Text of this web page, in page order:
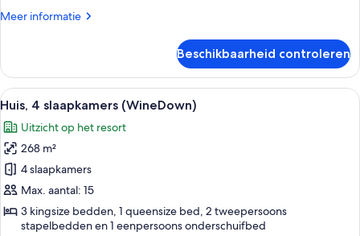
Meer informatie
Meer
3
slaapkamers
(30A
Beschikbaarheid controleren
Alle
foto's
voor
Huis,
4
slaapkamers
(WineDown)
laden
Een huis met twee verdiepingen,
31
Huis, 4 slaapkamers (WineDown)
Uitzicht op het resort
268 m²
4 slaapkamers
Max. aantal: 15
3 kingsize bedden, 1 queensize bed, 2 tweepersoons
stapelbedden en 1 eenpersoons onderschuifbed